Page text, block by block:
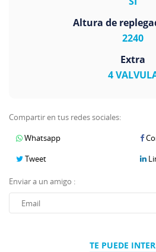
Altura de
2240
Extra
4
Compartir en tus redes sociales:
Whatsapp
Tweet
Enviar a un amigo :
TE PUEDE